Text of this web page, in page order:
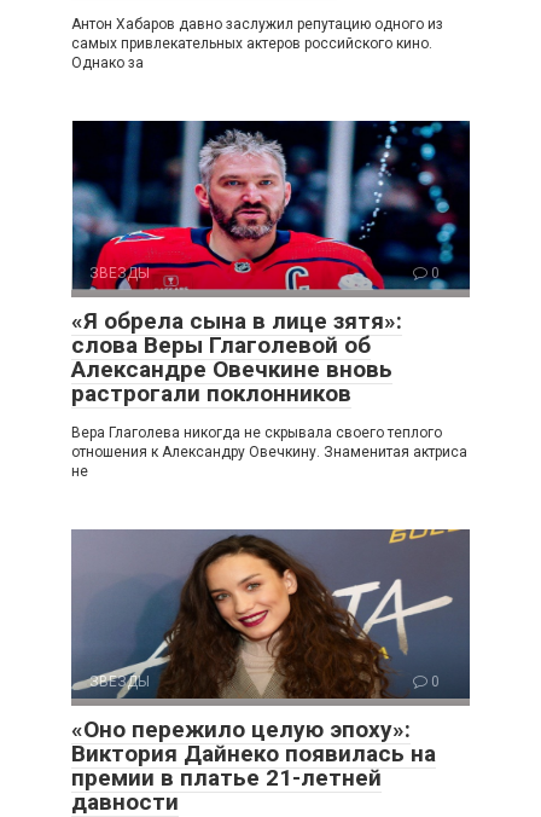
Антон Хабаров давно заслужил репутацию одного из
самых привлекательных актеров российского кино.
Однако за
ЗВЕЗДЫ 0
«Я обрела сына в лице зятя»:
слова Веры Глаголевой об
Александре Овечкине вновь
растрогали поклонников
Вера Глаголева никогда не скрывала своего теплого
отношения к Александру Овечкину. Знаменитая актриса
не
ЗВЕЗДЫ 0
«Оно пережило целую эпоху»:
Виктория Дайнеко появилась на
премии в платье 21-летней
давности